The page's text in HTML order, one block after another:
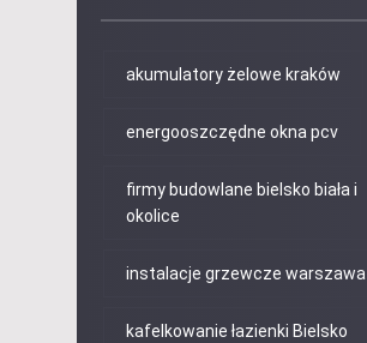
akumulatory żelowe kraków
energooszczędne okna pcv
firmy budowlane bielsko biała i
okolice
instalacje grzewcze warszawa
kafelkowanie łazienki Bielsko